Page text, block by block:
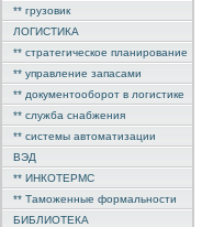
** грузовик
ЛОГИСТИКА
** стратегическое планирование
** управление запасами
** документооборот в логистике
** служба снабжения
** системы автоматизации
ВЭД
** ИНКОТЕРМС
** Таможенные формальности
БИБЛИОТЕКА